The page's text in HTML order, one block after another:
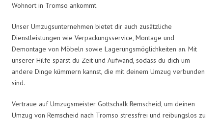
Wohnort in Tromso ankommt.
Unser Umzugsunternehmen bietet dir auch zusätzliche
Dienstleistungen wie Verpackungsservice, Montage und
Demontage von Möbeln sowie Lagerungsmöglichkeiten an. Mit
unserer Hilfe sparst du Zeit und Aufwand, sodass du dich um
andere Dinge kümmern kannst, die mit deinem Umzug verbunden
sind.
Vertraue auf Umzugsmeister Gottschalk Remscheid, um deinen
Umzug von Remscheid nach Tromso stressfrei und reibungslos zu